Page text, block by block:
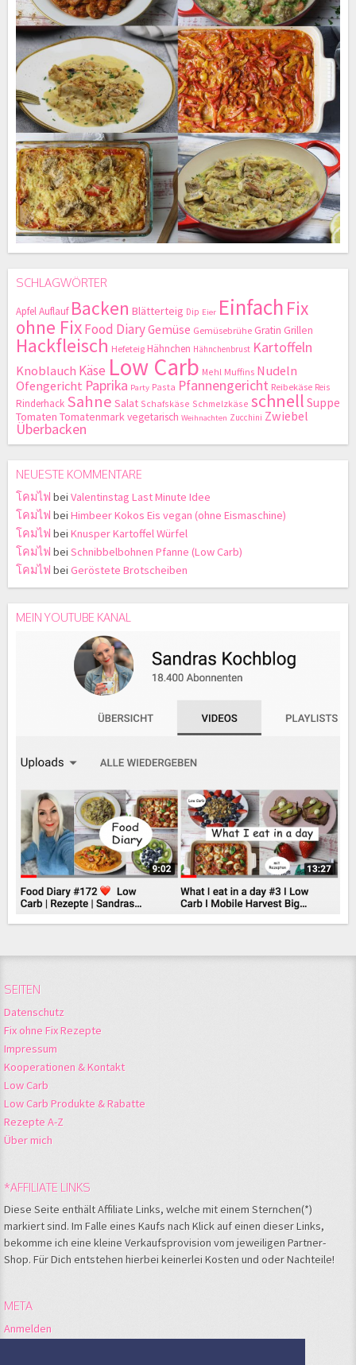
SCHLAGWÖRTER
ApfelAuflauf Backen Blätterteig Dip Eier Einfach Fix
ohne FixFood DiaryGemüse Gemüsebrühe Gratin Grillen
Hackfleisch Hefeteig Hähnchen Hähnchenbrust Kartoffeln
Knoblauch Käse Low Carb Mehl Muffins Nudeln
Ofengericht Paprika Party Pasta Pfannengericht Reibekäse Reis
Rinderhack Sahne Salat Schafskäse Schmelzkäse schnell Suppe
Tomaten Tomatenmarkvegetarisch Weihnachten Zucchini Zwiebel
Überbacken
NEUESTE KOMMENTARE
โคมไฟ bei Valentinstag Last Minute Idee
โคมไฟ bei Himbeer Kokos Eis vegan (ohne Eismaschine)
โคมไฟ bei Knusper Kartoffel Würfel
โคมไฟ bei Schnibbelbohnen Pfanne (Low Carb)
โคมไฟ bei Geröstete Brotscheiben
MEIN YOUTUBE KANAL
SEITEN
Datenschutz
Fix ohne Fix Rezepte
Impressum
Kooperationen & Kontakt
Low Carb
Low Carb Produkte & Rabatte
Rezepte A-Z
Über mich
*AFFILIATE LINKS
Diese Seite enthält Affiliate Links, welche mit einem Sternchen(*)
markiert sind. Im Falle eines Kaufs nach Klick auf einen dieser Links,
bekomme ich eine kleine Verkaufsprovision vom jeweiligen Partner-
Shop. Für Dich entstehen hierbei keinerlei Kosten und oder Nachteile!
META
Anmelden